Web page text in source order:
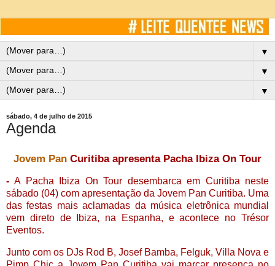
▼
▼
▼
sábado, 4 de julho de 2015
Agenda
Jovem Pan Curitiba apresenta Pacha Ibiza On Tour
- A Pacha Ibiza On Tour desembarca em Curitiba neste
sábado (04) com apresentação da Jovem Pan Curitiba. Uma
das festas mais aclamadas da música eletrônica mundial
vem direto de Ibiza, na Espanha, e acontece no Trésor
Eventos.
Junto com os DJs Rod B, Josef Bamba, Felguk, Villa Nova e